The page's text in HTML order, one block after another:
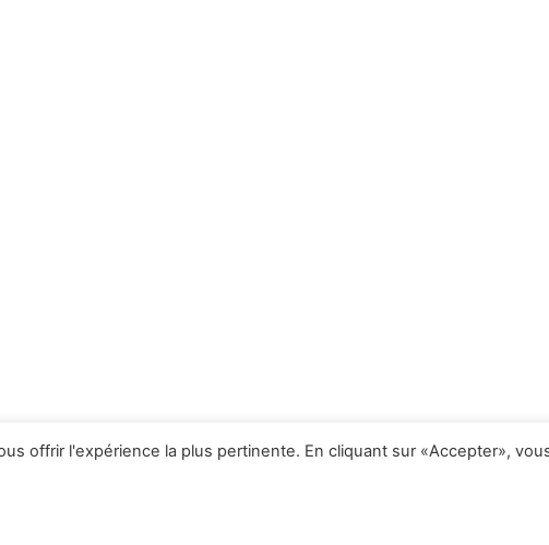
offrir l'expérience la plus pertinente. En cliquant sur «Accepter»,